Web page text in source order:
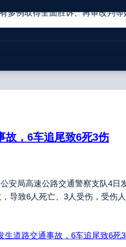
多例取得全面胜诉、再审改判等
故，6车追尾致6死3伤
安局高速公路交通警察支队4
导致6人死亡、3人受伤，受
生道路交通事故，6车追尾致6死